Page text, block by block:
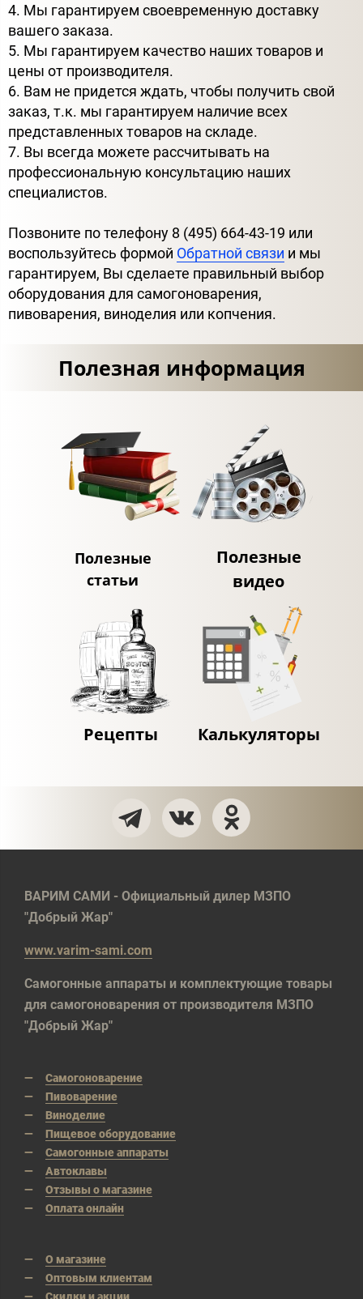
4. Мы гарантируем своевременную доставку
вашего заказа.
5. Мы гарантируем качество наших товаров и
цены от производителя.
6. Вам не придется ждать, чтобы получить свой
заказ, т.к. мы гарантируем наличие всех
представленных товаров на складе.
7. Вы всегда можете рассчитывать на
профессиональную консультацию наших
специалистов.
Позвоните по телефону 8 (495) 664-43-19 или
воспользуйтесь формой Обратной связи и мы
гарантируем, Вы сделаете правильный выбор
оборудования для самогоноварения,
пивоварения, виноделия или копчения.
Полезная информация
Полезные
статьи
Полезные
видео
Рецепты Калькуляторы
ВАРИМ САМИ - Официальный дилер МЗПО
"Добрый Жар"
www.varim-sami.com
Самогонные аппараты и комплектующие товары
для самогоноварения от производителя МЗПО
"Добрый Жар"
Самогоноварение
Пивоварение
Виноделие
Пищевое оборудование
Самогонные аппараты
Автоклавы
Отзывы о магазине
Оплата онлайн
О магазине
Оптовым клиентам